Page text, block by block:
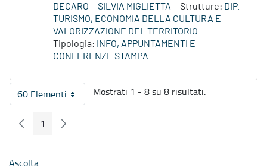
DECARO
SILVIA MIGLIETTA Strutture: DIP.
TURISMO, ECONOMIA DELLA CULTURA E
VALORIZZAZIONE DEL TERRITORIO
Tipologia:
INFO, APPUNTAMENTI E
CONFERENZE STAMPA
60 ElementiPer pagina
Mostrati 1 - 8 su 8 risultati.
Pagina Precedente
Pagina
1 Pagina Seguente
Ascolta